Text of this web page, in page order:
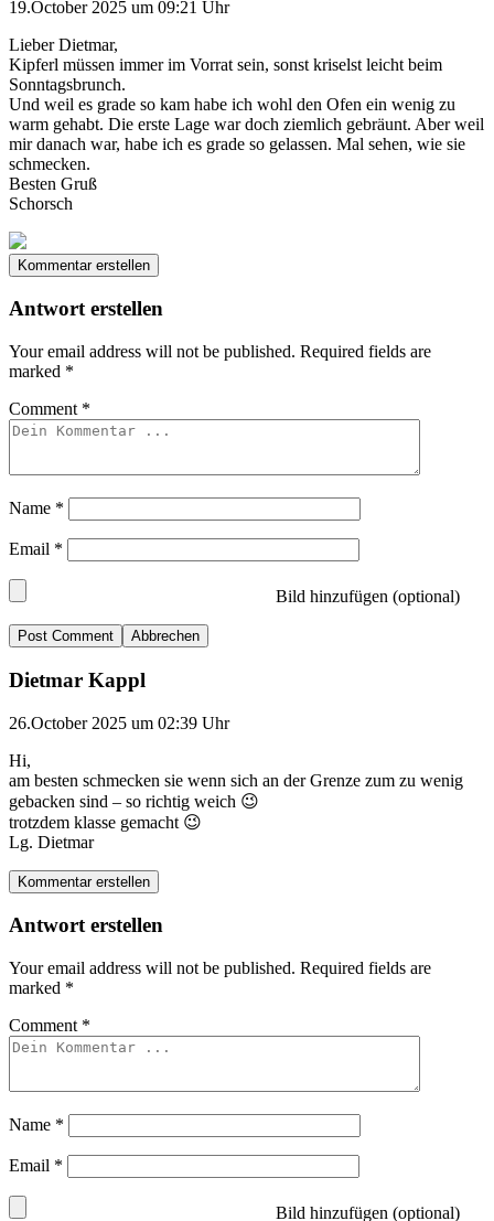
19.October 2025 um 09:21 Uhr
Lieber Dietmar,
Kipferl müssen immer im Vorrat sein, sonst kriselst leicht beim
Sonntagsbrunch.
Und weil es grade so kam habe ich wohl den Ofen ein wenig zu
warm gehabt. Die erste Lage war doch ziemlich gebräunt. Aber weil
mir danach war, habe ich es grade so gelassen. Mal sehen, wie sie
schmecken.
Besten Gruß
Schorsch
Kommentar erstellen
Antwort erstellen
Your email address will not be published. Required fields are
marked *
Comment *
Name *
Email *
Bild hinzufügen (optional)
Abbrechen
Dietmar Kappl
26.October 2025 um 02:39 Uhr
Hi,
am besten schmecken sie wenn sich an der Grenze zum zu wenig
gebacken sind – so richtig weich 😉
trotzdem klasse gemacht 😉
Lg. Dietmar
Kommentar erstellen
Antwort erstellen
Your email address will not be published. Required fields are
marked *
Comment *
Name *
Email *
Bild hinzufügen (optional)